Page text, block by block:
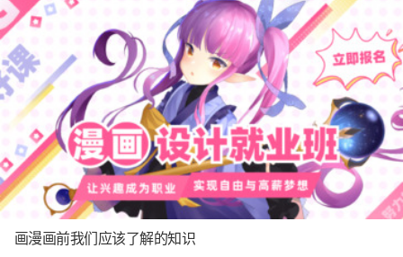
画漫画前我们应该了解的知识